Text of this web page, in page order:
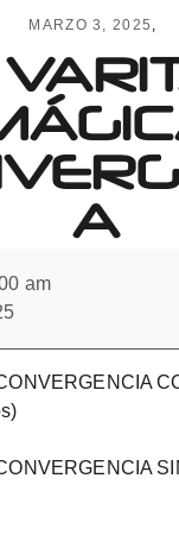
MARZO 3, 2025
A
am